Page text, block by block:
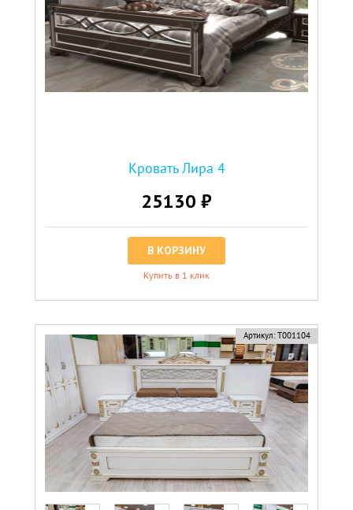
Кровать Лира 4
25130 ₽
В КОРЗИНУ
Купить в 1 клик
Артикул: Т001104